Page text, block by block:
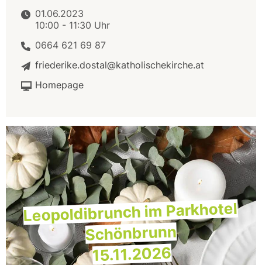
01.06.2023
10:00 - 11:30 Uhr
0664 621 69 87
friederike.dostal@katholischekirche.at
Homepage
Leopoldibrunch im Parkhotel
Schönbrunn
15.11.2026